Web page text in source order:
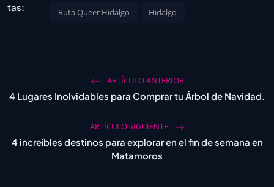
tas:
Ruta Queer Hidalgo Hidalgo
ARTÍCULO ANTERIOR
4 Lugares Inolvidables para Comprar tu Árbol de Navidad.
ARTÍCULO SIGUIENTE
4 increíbles destinos para explorar en el fin de semana en
Matamoros